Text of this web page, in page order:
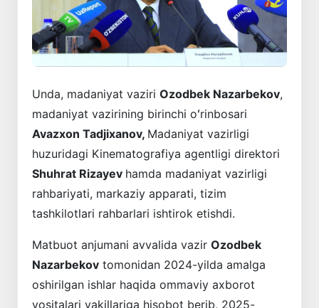
Unda, madaniyat vaziri Ozodbek Nazarbekov,
madaniyat vazirining birinchi oʻrinbosari
Avazxon Tadjixanov, Madaniyat vazirligi
huzuridagi Kinematografiya agentligi direktori
Shuhrat Rizayev hamda madaniyat vazirligi
rahbariyati, markaziy apparati, tizim
tashkilotlari rahbarlari ishtirok etishdi.
Matbuot anjumani avvalida vazir Ozodbek
Nazarbekov tomonidan 2024-yilda amalga
oshirilgan ishlar haqida ommaviy axborot
vositalari vakillariga hisobot berib, 2025-